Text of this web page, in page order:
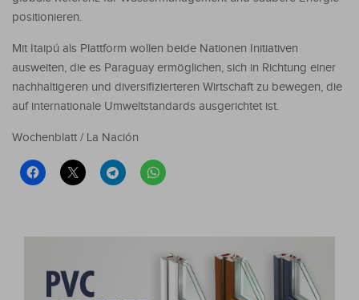
positionieren.
Mit Itaipú als Plattform wollen beide Nationen Initiativen
ausweiten, die es Paraguay ermöglichen, sich in Richtung einer
nachhaltigeren und diversifizierteren Wirtschaft zu bewegen, die
auf internationale Umweltstandards ausgerichtet ist.
Wochenblatt / La Nación